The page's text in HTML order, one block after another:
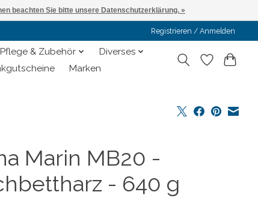
Registrieren / Anmelden
& Zubehör
Diverses
Marken
Marin MB20 -
- 640 g
beachten Sie bitte unsere Datenschutzerklärung. »